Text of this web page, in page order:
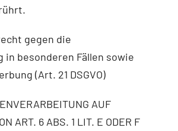
gegen die
in besonderen Fällen sowie
(Art. 21 DSGVO)
AUF
ART. 6 ABS. 1 LIT. E ODER F